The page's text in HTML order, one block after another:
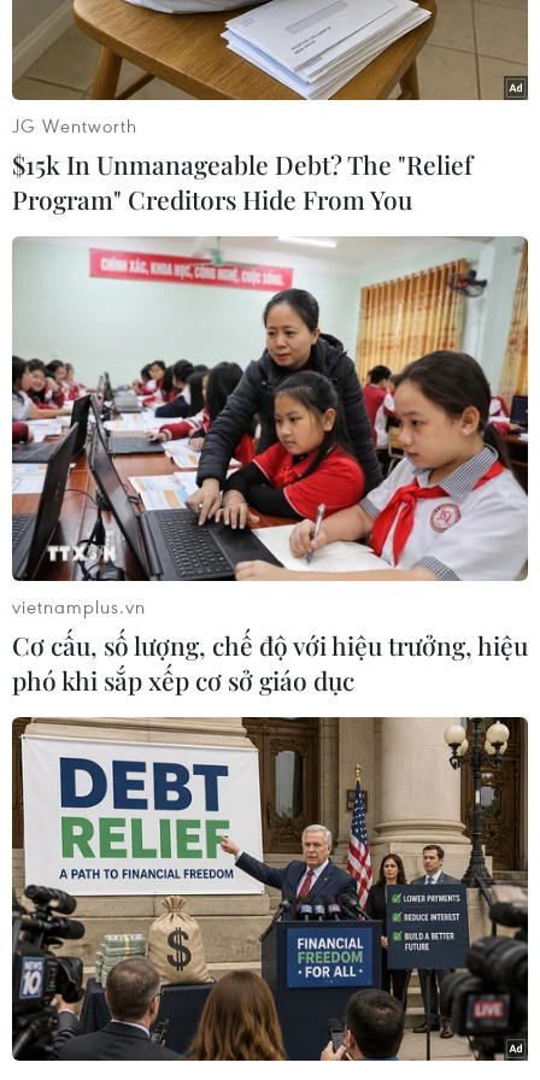
Ottawa vì các hành động "khôngphù hợp" với
vai trò của họ.
Thông báo không nêu tên các nhà ngoại giao
mà 5 nhà ngoại giao này tại Canada bị coi là
không phù hợp vàtrái với các chức năng ngoại
giao thông thường."
Thông báo cho biết thêm Chính phủ Canada
không cắt quan hệ ngoại giao với Libya,nhưng
Đại sứ quán nước này tại thủ đô Tripoli của
Libya đã tạm ngừng hoạt động.
Canada là nước đang tham gia các chiến dịch
không kích của Tổ chức Hiệp ước BắcĐại Tây
Dương (NATO) ở Libya./.
(TTXVN/Vietnam+)
JG Wentworth
$15k In Unmanageable Debt? The "Relief
Program" Creditors Hide From You
vietnamplus.vn
Cơ cấu, số lượng, chế độ với hiệu trưởng, hiệu
phó khi sắp xếp cơ sở giáo dục